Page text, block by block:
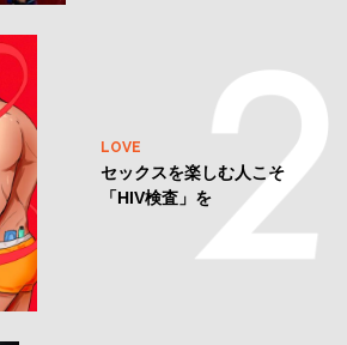
LOVE
セックスを楽しむ人こそ
「HIV検査」を